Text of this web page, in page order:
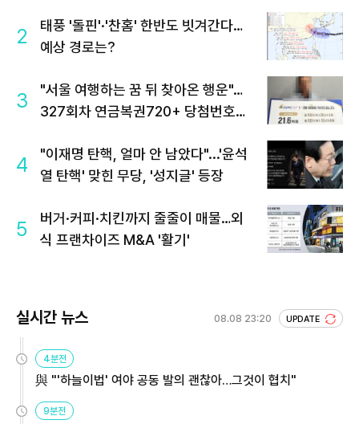
2
태풍 '돌핀'·'찬홈' 한반도 빗겨간다…
예상 경로는?
3
"서울 여행하는 꿈 뒤 찾아온 행운"…
327회차 연금복권720+ 당첨번호조
4
"이재명 탄핵, 얼마 안 남았다"...'윤석
열 탄핵' 맞힌 무당, '성지글' 등장
5
버거·커피·치킨까지 줄줄이 매물…외
식 프랜차이즈 M&A '활기'
실시간 뉴스 08.08 23:20 UPDATE
4분전
與 "'하늘이법' 여야 공동 발의 괜찮아…그것이 협치"
9분전